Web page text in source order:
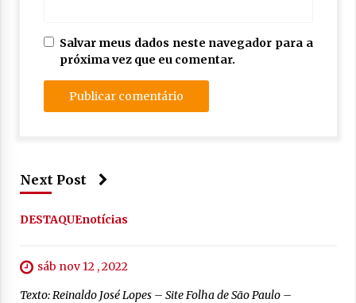
Salvar meus dados neste navegador para a
próxima vez que eu comentar.
Next Post
DESTAQUEnotícias
sáb nov 12 , 2022
Texto: Reinaldo José Lopes – Site Folha de São Paulo –